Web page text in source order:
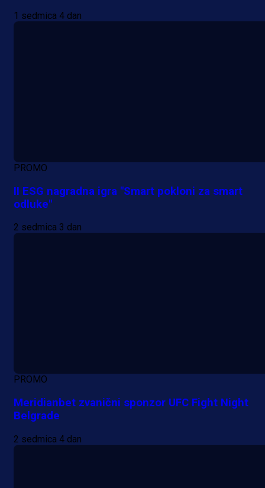
1 sedmica 4 dan
PROMO
II ESG nagradna igra "Smart pokloni za smart
odluke"
2 sedmica 3 dan
PROMO
Meridianbet zvanični sponzor UFC Fight Night
Belgrade
2 sedmica 4 dan